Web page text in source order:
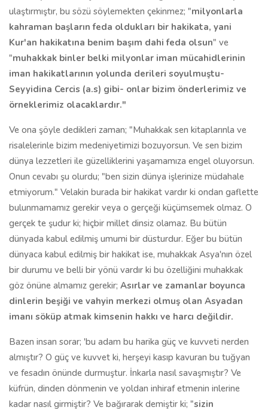
ulaştırmıştır, bu sözü söylemekten çekinmez; "milyonlarla
kahraman başların feda oldukları bir hakikata, yani
Kur'an hakikatına benim başım dahi feda olsun" ve
"muhakkak binler belki milyonlar iman mücahidlerinin
iman hakikatlarının yolunda derileri soyulmuştu-
Seyyidina Cercis (a.s) gibi- onlar bizim önderlerimiz ve
örneklerimiz olacaklardır."
Ve ona şöyle dedikleri zaman; "Muhakkak sen kitaplarınla ve
risalelerinle bizim medeniyetimizi bozuyorsun. Ve sen bizim
dünya lezzetleri ile güzelliklerini yaşamamıza engel oluyorsun.
Onun cevabı şu olurdu; "ben sizin dünya işlerinize müdahale
etmiyorum." Velakin burada bir hakikat vardır ki ondan gaflette
bulunmamamız gerekir veya o gerçeği küçümsemek olmaz. O
gerçek te şudur ki; hiçbir millet dinsiz olamaz. Bu bütün
dünyada kabul edilmiş umumi bir düsturdur. Eğer bu bütün
dünyaca kabul edilmiş bir hakikat ise, muhakkak Asya'nın özel
bir durumu ve belli bir yönü vardır ki bu özelliğini muhakkak
göz önüne almamız gerekir; Asırlar ve zamanlar boyunca
dinlerin beşiği ve vahyin merkezi olmuş olan Asyadan
imanı söküp atmak kimsenin hakkı ve harcı değildir.
Bazen insan sorar; 'bu adam bu harika güç ve kuvveti nerden
almıştır? O güç ve kuvvet ki, herşeyi kasıp kavuran bu tuğyan
ve fesadın önünde durmuştur. İnkarla nasıl savaşmıştır? Ve
küfrün, dinden dönmenin ve yoldan inhiraf etmenin inlerine
kadar nasıl girmiştir? Ve bağırarak demiştir ki; "sizin